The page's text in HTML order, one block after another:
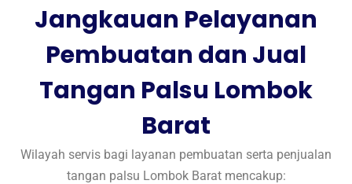
Jangkauan Pelayanan
Pembuatan dan Jual
Tangan Palsu Lombok
Barat
Wilayah servis bagi layanan pembuatan serta penjualan
tangan palsu Lombok Barat mencakup: